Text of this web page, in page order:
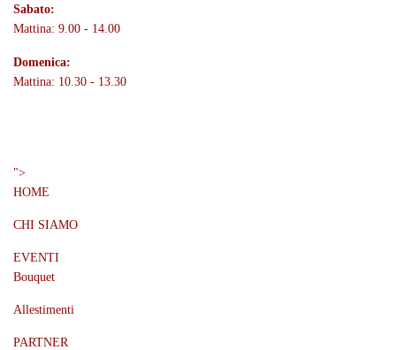
Sabato:
Mattina: 9.00 - 14.00
Domenica:
Mattina: 10.30 - 13.30
">
HOME
CHI SIAMO
EVENTI
Bouquet
Allestimenti
PARTNER